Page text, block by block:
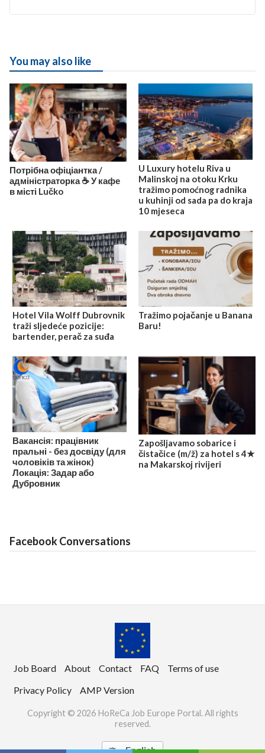
You may also like
Потрібна офіціантка /
адміністраторка ☕️ У кафе
в місті Lučko
U Luxury hotelu Riva u
Malinskoj na otoku Krku
tražimo pomoćnog radnika
u kuhinji od sada pa do kraja
10 mjeseca
Hotel Vila Wolff Dubrovnik
traži sljedeće pozicije:
bartender, perač za suđa
Tražimo pojačanje u Banana
Baru!
Вакансія: працівник
пральні - без досвіду (для
чоловіків та жінок)
Локація: Задар або
Дубровник
Zapošljavamo sobarice i
čistačice (m/ž) za hotel s 4★
na Makarskoj rivijeri
Facebook Conversations
Job Board About Contact FAQ
Terms of use
Privacy Policy
AMP Version
Copyright © 2026 HoReCa Job Europe Portal. All rights
reserved.
English